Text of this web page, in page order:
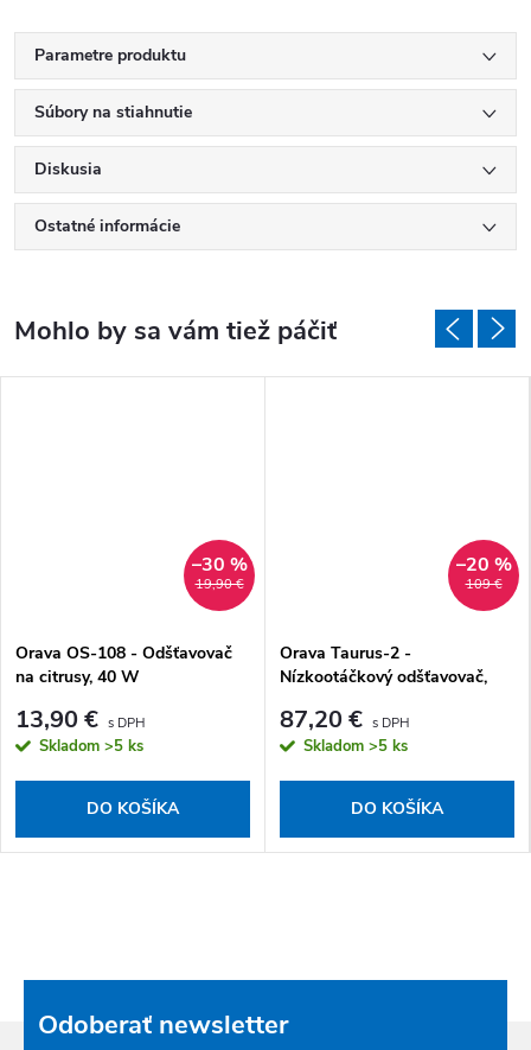
Parametre produktu
Súbory na stiahnutie
Diskusia
Ostatné informácie
19,90 €
–30 %
Orava OS-108 - Odšťavovač
na citrusy, 40 W
13,90 €
Skladom >5 ks
DO KOŠÍKA
109 €
–20 %
Orava Taurus-2 -
Nízkootáčkový odšťavovač,
87,20 €
Skladom >5 ks
DO KOŠÍKA
Odoberať newsletter